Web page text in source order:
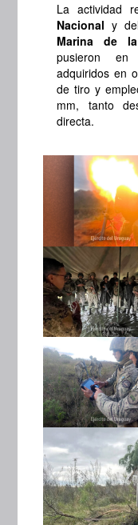
La actividad
Nacionaly
Marina de
pusieron en
adquiridos en
de tiro y
mm, tanto
directa.